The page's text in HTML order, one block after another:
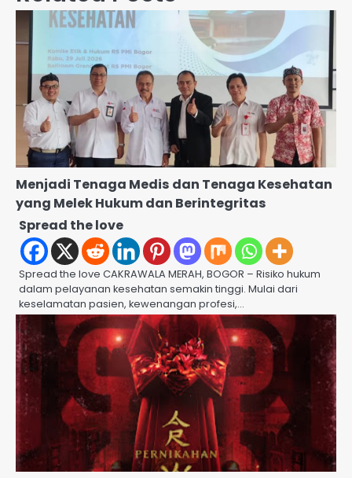
Menjadi Tenaga Medis dan Tenaga Kesehatan
yang Melek Hukum dan Berintegritas
Spread the love
Spread the love CAKRAWALA MERAH, BOGOR – Risiko hukum
dalam pelayanan kesehatan semakin tinggi. Mulai dari
keselamatan pasien, kewenangan profesi,…